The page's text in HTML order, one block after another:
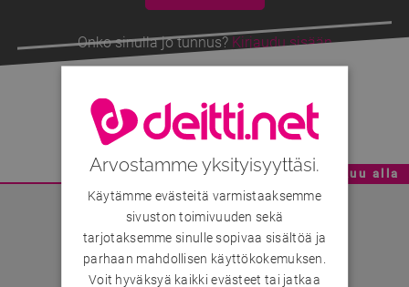
Onko sinulla jo tunnus? Kirjaudu sisään
Tx6 , 64v
Mainoskatko - Sisältö jatkuu alla
Arvostamme yksityisyyttäsi.
Käytämme evästeitä varmistaaksemme
sivuston toimivuuden sekä
tarjotaksemme sinulle sopivaa sisältöä ja
parhaan mahdollisen käyttökokemuksen.
Voit hyväksyä kaikki evästeet tai jatkaa